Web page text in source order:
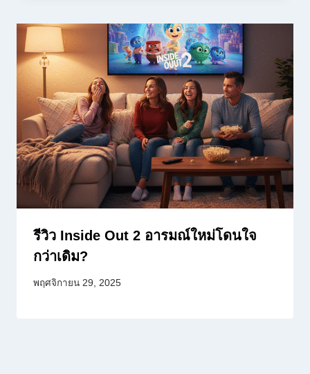
รีวิว Inside Out 2 อารมณ์ใหม่โดนใจ
กว่าเดิม?
พฤศจิกายน 29, 2025